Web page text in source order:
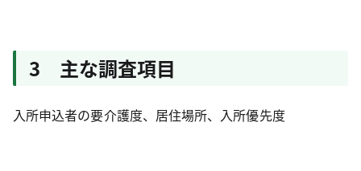
3 主な調査項目
入所申込者の要介護度、居住場所、入所優先度